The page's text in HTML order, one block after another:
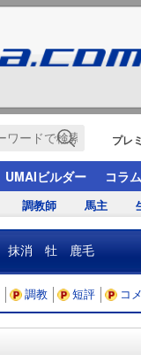
プレ
UMAIビルダー コラム
調教師 馬主
抹消 牡 鹿毛
調教 短評 コ